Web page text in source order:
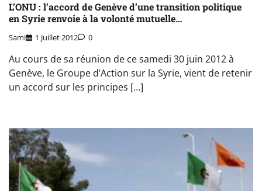
L’ONU : l’accord de Genève d’une transition politique
en Syrie renvoie à la volonté mutuelle…
Sami 1 Juillet 2012 0
Au cours de sa réunion de ce samedi 30 juin 2012 à
Genève, le Groupe d’Action sur la Syrie, vient de retenir
un accord sur les principes […]